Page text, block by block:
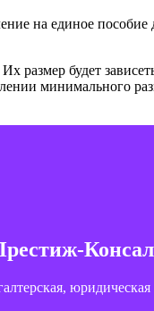
на единое
размер будет
минимального
+7 (3452) 20-88-35
+7 (904) 496-11-63